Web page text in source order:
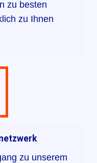
zu besten
zu Ihnen
zu unserem